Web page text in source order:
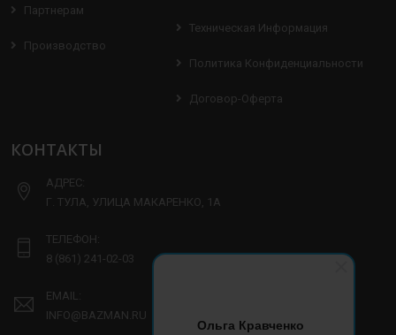
Ольга Кравченко
Партнерам
Производство
Техническая Информация
Политика Конфиденциальности
Договор-Оферта
КОНТАКТЫ
АДРЕС:
Г. ТУЛА, УЛИЦА МАКАРЕНКО, 1А
ТЕЛЕФОН:
8 (861) 241-02-03
EMAIL:
INFO@BAZMAN.RU